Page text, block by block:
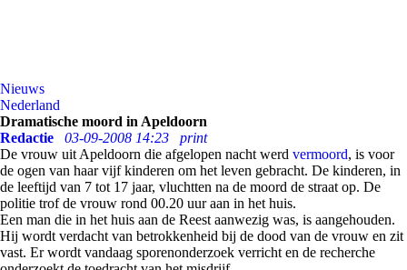
Nieuws
Nederland
Dramatische moord in Apeldoorn
Redactie
03-09-2008 14:23
print
De vrouw uit Apeldoorn die afgelopen nacht werd vermoord, is voor
de ogen van haar vijf kinderen om het leven gebracht. De kinderen, in
de leeftijd van 7 tot 17 jaar, vluchtten na de moord de straat op. De
politie trof de vrouw rond 00.20 uur aan in het huis.
Een man die in het huis aan de Reest aanwezig was, is aangehouden.
Hij wordt verdacht van betrokkenheid bij de dood van de vrouw en zit
vast. Er wordt vandaag sporenonderzoek verricht en de recherche